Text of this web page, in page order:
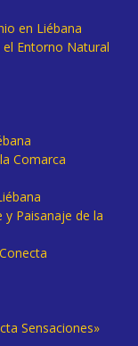
en Liébana
el Entorno Natural
Comarca
y Paisanaje de la
Sensaciones»